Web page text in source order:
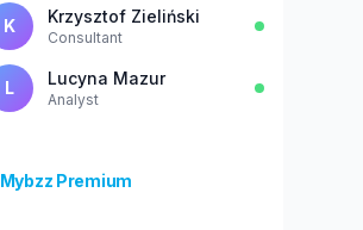
K Krzysztof Zieliński
Consultant
L Lucyna Mazur
Analyst
Mybzz Premium